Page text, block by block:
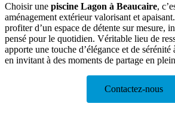
Choisir une piscine Lagon à Beaucaire,
aménagement extérieur valorisant et
profiter d’un espace de détente sur mesure,
pensé pour le quotidien. Véritable lieu de
apporte une touche d’élégance et de
en invitant à des moments de partage en
Contactez-nous